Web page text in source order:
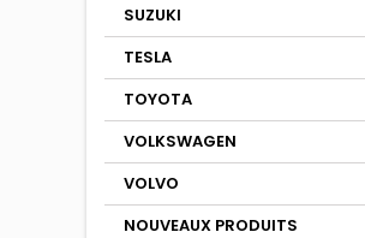
SUZUKI
TESLA
TOYOTA
VOLKSWAGEN
VOLVO
NOUVEAUX PRODUITS